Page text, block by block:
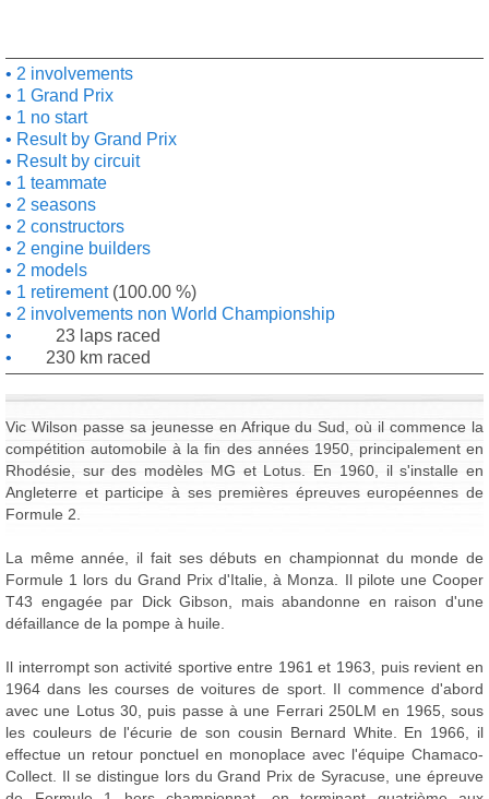
2 involvements
1 Grand Prix
1 no start
Result by Grand Prix
Result by circuit
1 teammate
2 seasons
2 constructors
2 engine builders
2 models
1 retirement (100.00 %)
2 involvements non World Championship
23 laps raced
230 km raced
Vic Wilson passe sa jeunesse en Afrique du Sud, où il commence la
compétition automobile à la fin des années 1950, principalement en
Rhodésie, sur des modèles MG et Lotus. En 1960, il s'installe en
Angleterre et participe à ses premières épreuves européennes de
Formule 2.
La même année, il fait ses débuts en championnat du monde de
Formule 1 lors du Grand Prix d'Italie, à Monza. Il pilote une Cooper
T43 engagée par Dick Gibson, mais abandonne en raison d'une
défaillance de la pompe à huile.
Il interrompt son activité sportive entre 1961 et 1963, puis revient en
1964 dans les courses de voitures de sport. Il commence d'abord
avec une Lotus 30, puis passe à une Ferrari 250LM en 1965, sous
les couleurs de l'écurie de son cousin Bernard White. En 1966, il
effectue un retour ponctuel en monoplace avec l'équipe Chamaco-
Collect. Il se distingue lors du Grand Prix de Syracuse, une épreuve